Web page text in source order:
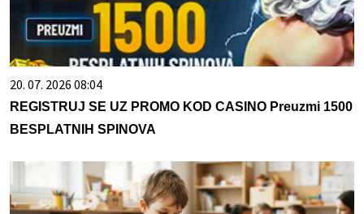
20. 07. 2026 08:04
REGISTRUJ SE UZ PROMO KOD CASINO Preuzmi 1500
BESPLATNIH SPINOVA